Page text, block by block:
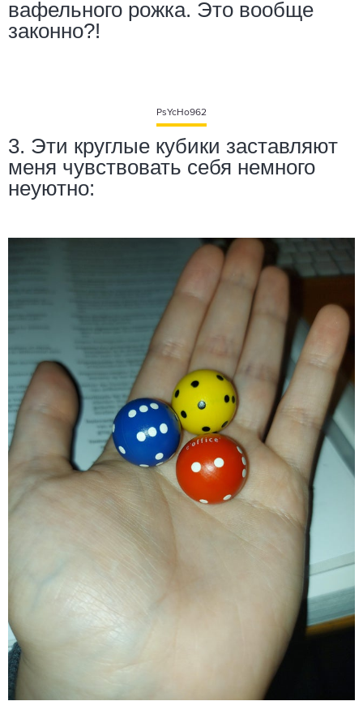
вафельного рожка. Это вообще
законно?!
PsYcHo962
3. Эти круглые кубики заставляют
меня чувствовать себя немного
неуютно: